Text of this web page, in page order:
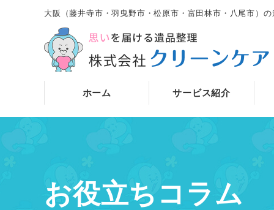
大阪（藤井寺市・羽曳野市・松原市・富田林市・八尾市）
ホーム サービス紹介
お役立ちコラム